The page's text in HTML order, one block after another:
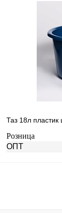
Купить в 1 клик
Таз 18л
Розница
ОПТ
Купить в 1 клик